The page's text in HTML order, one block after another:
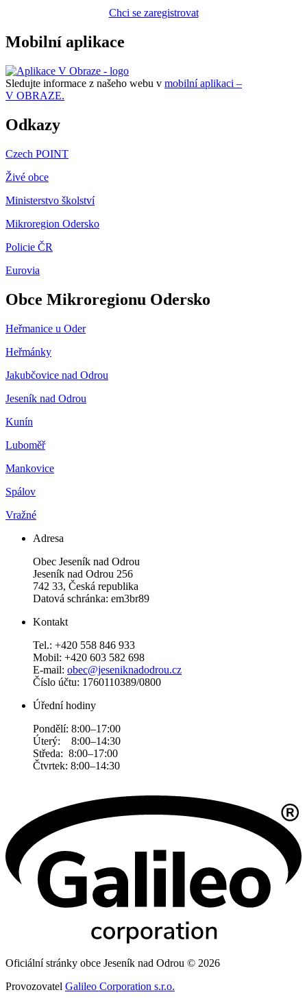
Chci se zaregistrovat
Mobilní aplikace
Sledujte informace z našeho webu v mobilní aplikaci –
V OBRAZE.
Odkazy
Czech POINT
Živé obce
Ministerstvo školství
Mikroregion Odersko
Policie ČR
Eurovia
Obce Mikroregionu Odersko
Heřmanice u Oder
Heřmánky
Jakubčovice nad Odrou
Jeseník nad Odrou
Kunín
Luboměř
Mankovice
Spálov
Vražné
Adresa
Obec Jeseník nad Odrou
Jeseník nad Odrou 256
742 33, Česká republika
Datová schránka: em3br89
Kontakt
Tel.: +420 558 846 933
Mobil: +420 603 582 698
E-mail: obec@jeseniknadodrou.cz
Číslo účtu: 1760110389/0800
Úřední hodiny
Pondělí: 8:00–17:00
Úterý: 8:00–14:30
Středa: 8:00–17:00
Čtvrtek: 8:00–14:30
Oficiální stránky obce Jeseník nad Odrou © 2026
Provozovatel Galileo Corporation s.r.o.